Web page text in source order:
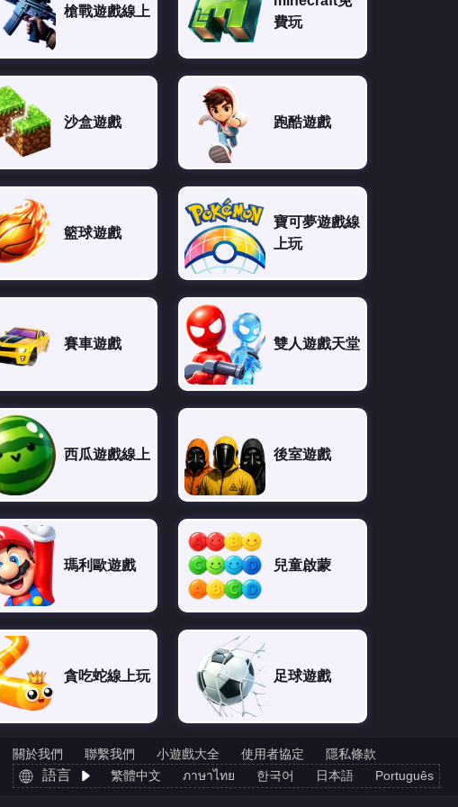
槍戰遊戲線上
費玩
沙盒遊戲 跑酷遊戲
籃球遊戲
寶可夢遊戲線
上玩
賽車遊戲 雙人遊戲天堂
西瓜遊戲線上 後室遊戲
瑪利歐遊戲 兒童啟蒙
貪吃蛇線上玩 足球遊戲
關於我們 聯繫我們 小遊戲大全 使用者協定 隱私條款
語言 繁體中文 ภาษาไทย 한국어 日本語 Português